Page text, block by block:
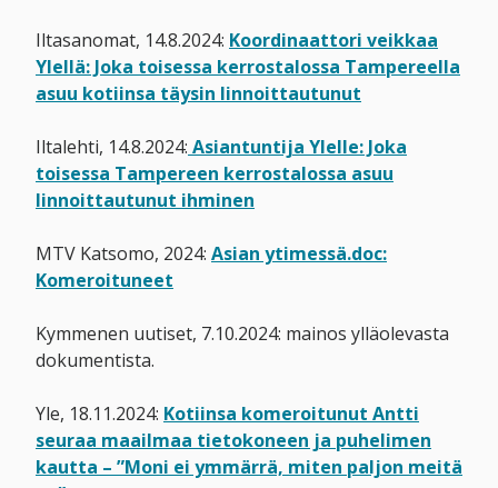
Iltasanomat, 14.8.2024: Koordinaattori veikkaa
Ylellä: Joka toisessa kerrostalossa Tampereella
asuu kotiinsa täysin linnoittautunut
Iltalehti, 14.8.2024: Asiantuntija Ylelle: Joka
toisessa Tampereen kerrostalossa asuu
linnoittautunut ihminen
MTV Katsomo, 2024: Asian ytimessä.doc:
Komeroituneet
Kymmenen uutiset, 7.10.2024: mainos ylläolevasta
dokumentista.
Yle, 18.11.2024: Kotiinsa komeroitunut Antti
seuraa maailmaa tietokoneen ja puhelimen
kautta – ”Moni ei ymmärrä, miten paljon meitä